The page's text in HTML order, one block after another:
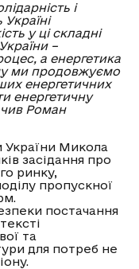
і
у ці складні
–
а енергетика
ми продовжуємо
енергетичних
енергетичну
Роман
України Микола
засідання про
ринку,
пропускної
постачання
та
для потреб не